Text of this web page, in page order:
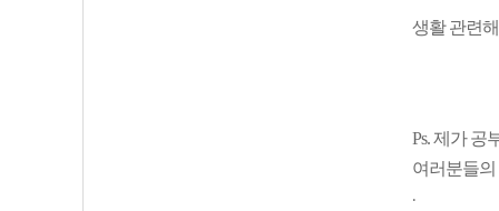
생활 관련
Ps. 제가 공
여러분들
.